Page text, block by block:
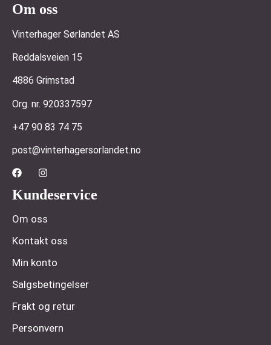
Om oss
Vinterhager Sørlandet AS
Reddalsveien 15
4886 Grimstad
Org. nr. 920337597
+47 90 83 74 75
post@vinterhagersorlandet.no
Kundeservice
Om oss
Kontakt oss
Min konto
Salgsbetingelser
Frakt og retur
Personvern